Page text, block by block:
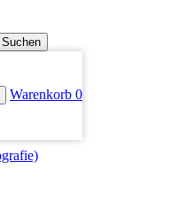
Warenkorb 0